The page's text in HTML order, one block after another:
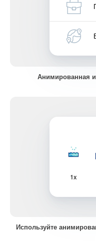
Анимированная
1x
Используйте